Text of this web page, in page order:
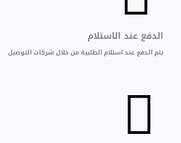
الدفع عند الاستلام
يتم الدفع عند استلام الطلبية من خلال شركات التوصيل